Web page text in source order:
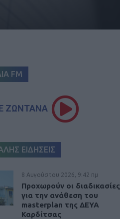
FM
ΖΩΝΤΑΝΑ
ΕΙΔΗΣΕΙΣ
8 Αυγούστου 2026, 9:42 πμ
Προχωρούν οι διαδικασίες
για την ανάθεση του
masterplan της ΔΕΥΑ
Καρδίτσας